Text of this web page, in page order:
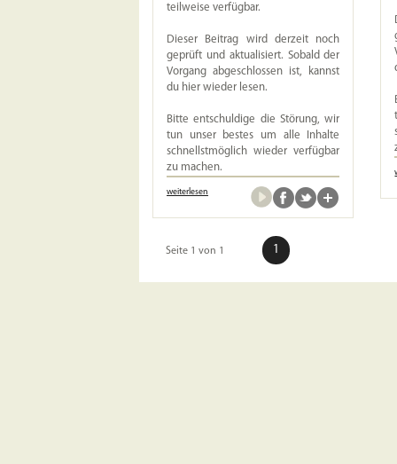
teilweise verfügbar.
Dieser Beitrag wird derzeit noch
geprüft und aktualisiert. Sobald der
Vorgang abgeschlossen ist, kannst
du hier wieder lesen.
Bitte entschuldige die Störung, wir
tun unser bestes um alle Inhalte
schnellstmöglich wieder verfügbar
zu machen.
weiterlesen
Seite 1 von 1 1